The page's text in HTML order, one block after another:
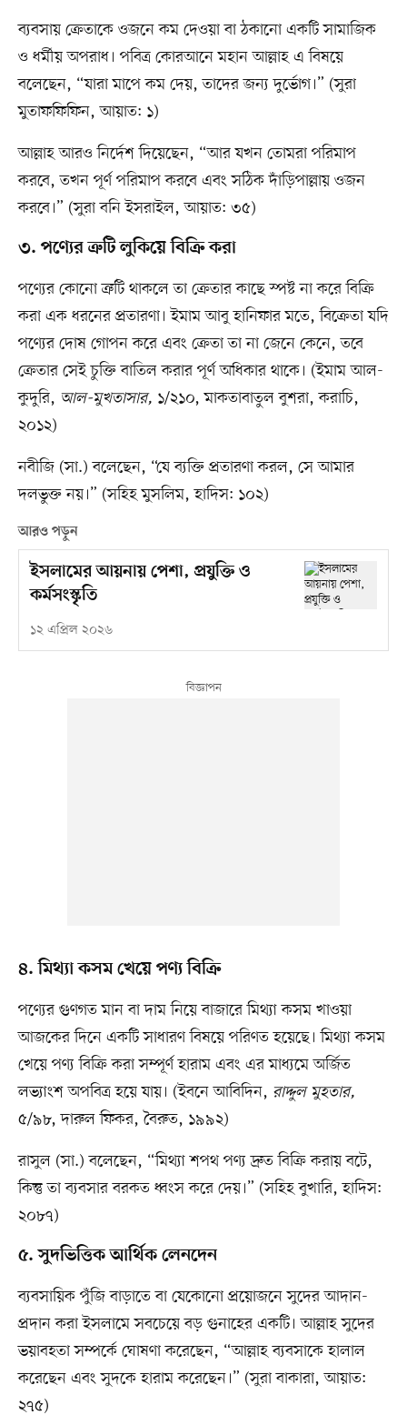
ব্যবসায় ক্রেতাকে ওজনে কম দেওয়া বা ঠকানো একটি সামাজিক
ও ধর্মীয় অপরাধ। পবিত্র কোরআনে মহান আল্লাহ এ বিষয়ে
বলেছেন, “যারা মাপে কম দেয়, তাদের জন্য দুর্ভোগ।” (সুরা
মুতাফফিফিন, আয়াত: ১)
আল্লাহ আরও নির্দেশ দিয়েছেন, “আর যখন তোমরা পরিমাপ
করবে, তখন পূর্ণ পরিমাপ করবে এবং সঠিক দাঁড়িপাল্লায় ওজন
করবে।” (সুরা বনি ইসরাইল, আয়াত: ৩৫)
৩. পণ্যের ত্রুটি লুকিয়ে বিক্রি করা
পণ্যের কোনো ত্রুটি থাকলে তা ক্রেতার কাছে স্পষ্ট না করে বিক্রি
করা এক ধরনের প্রতারণা। ইমাম আবু হানিফার মতে, বিক্রেতা যদি
পণ্যের দোষ গোপন করে এবং ক্রেতা তা না জেনে কেনে, তবে
ক্রেতার সেই চুক্তি বাতিল করার পূর্ণ অধিকার থাকে। (ইমাম আল-
কুদুরি, আল-মুখতাসার, ১/২১০, মাকতাবাতুল বুশরা, করাচি,
২০১২)
নবীজি (সা.) বলেছেন, “যে ব্যক্তি প্রতারণা করল, সে আমার
দলভুক্ত নয়।” (সহিহ মুসলিম, হাদিস: ১০২)
আরও পড়ুন
ইসলামের আয়নায় পেশা, প্রযুক্তি ও
কর্মসংস্কৃতি
১২ এপ্রিল ২০২৬
৪. মিথ্যা কসম খেয়ে পণ্য বিক্রি
পণ্যের গুণগত মান বা দাম নিয়ে বাজারে মিথ্যা কসম খাওয়া
আজকের দিনে একটি সাধারণ বিষয়ে পরিণত হয়েছে। মিথ্যা কসম
খেয়ে পণ্য বিক্রি করা সম্পূর্ণ হারাম এবং এর মাধ্যমে অর্জিত
লভ্যাংশ অপবিত্র হয়ে যায়। (ইবনে আবিদিন, রাদ্দুল মুহতার,
৫/৯৮, দারুল ফিকর, বৈরুত, ১৯৯২)
রাসুল (সা.) বলেছেন, “মিথ্যা শপথ পণ্য দ্রুত বিক্রি করায় বটে,
কিন্তু তা ব্যবসার বরকত ধ্বংস করে দেয়।” (সহিহ বুখারি, হাদিস:
২০৮৭)
৫. সুদভিত্তিক আর্থিক লেনদেন
ব্যবসায়িক পুঁজি বাড়াতে বা যেকোনো প্রয়োজনে সুদের আদান-
প্রদান করা ইসলামে সবচেয়ে বড় গুনাহের একটি। আল্লাহ সুদের
ভয়াবহতা সম্পর্কে ঘোষণা করেছেন, “আল্লাহ ব্যবসাকে হালাল
করেছেন এবং সুদকে হারাম করেছেন।” (সুরা বাকারা, আয়াত:
২৭৫)